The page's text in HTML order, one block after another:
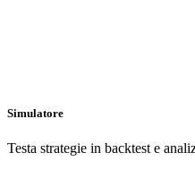
Simulatore
Testa strategie in backtest e